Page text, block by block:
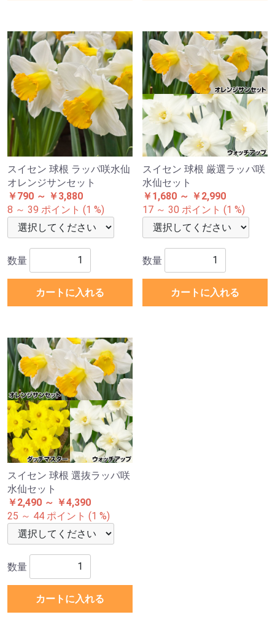
スイセン 球根 ラッパ咲水仙
オレンジサンセット
￥790 ～ ￥3,880
8 ～ 39 ポイント (1 %)
数量
カートに入れる
スイセン 球根 厳選ラッパ咲
水仙セット
￥1,680 ～ ￥2,990
17 ～ 30 ポイント (1 %)
数量
カートに入れる
スイセン 球根 選抜ラッパ咲
水仙セット
￥2,490 ～ ￥4,390
25 ～ 44 ポイント (1 %)
数量
カートに入れる